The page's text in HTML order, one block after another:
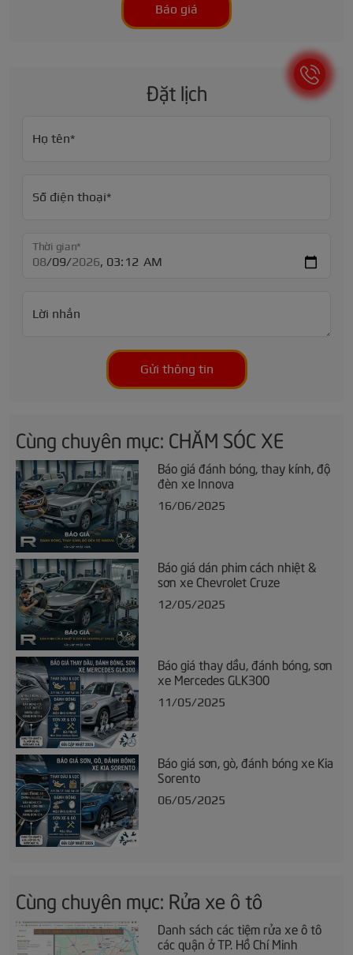
Báo giá
Đặt lịch
Họ tên*
Số điện thoại*
Thời gian*
Lời nhắn
Gửi thông tin
Cùng chuyên mục: CHĂM SÓC XE
Báo giá đánh bóng, thay kính, độ
đèn xe Innova
16/06/2025
Báo giá dán phim cách nhiệt &
sơn xe Chevrolet Cruze
12/05/2025
Báo giá thay dầu, đánh bóng, sơn
xe Mercedes GLK300
11/05/2025
Báo giá sơn, gò, đánh bóng xe Kia
Sorento
06/05/2025
Cùng chuyên mục: Rửa xe ô tô
Danh sách các tiệm rửa xe ô tô
các quận ở TP. Hồ Chí Minh